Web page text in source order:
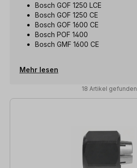
Bosch GOF 1250 LCE
Bosch GOF 1250 CE
Bosch GOF 1600 CE
Bosch POF 1400
Bosch GMF 1600 CE
Mehr lesen
18 Artikel gefunden
18 Artikel gefunden